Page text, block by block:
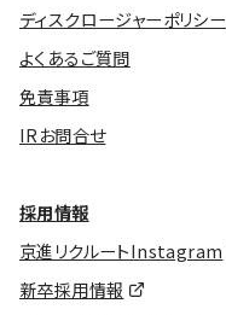
ディスクロージャーポリシー
よくあるご質問
免責事項
IRお問合せ
採用情報
京進リクルートInstagram
新卒採用情報